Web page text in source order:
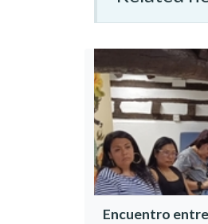
Encuentro